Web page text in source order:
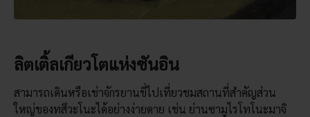
ลิตเติ้ลเกียวโตแห่งซันอิน
สามารถเดินหรือเช่าจักรยานขี่ไปเที่ยวชมสถานที่สำคัญส่วน
ใหญ่ของทสึวะโนะได้อย่างง่ายดาย เช่น ย่านซามูไรโทโนะมาจิ